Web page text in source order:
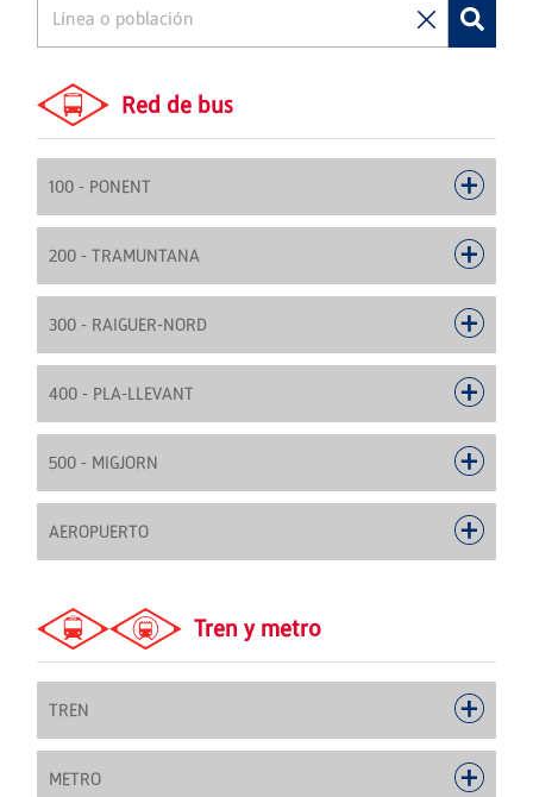
Red de bus
100 - PONENT
200 - TRAMUNTANA
300 - RAIGUER-NORD
400 - PLA-LLEVANT
500 - MIGJORN
AEROPUERTO
Tren y metro
TREN
METRO